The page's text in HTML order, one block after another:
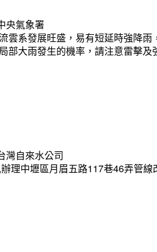
央氣象署
雲系發展旺盛，易有短延時強降
部大雨發生的機率，請注意雷擊
灣自來水公司
理中壢區月眉五路117巷46弄管